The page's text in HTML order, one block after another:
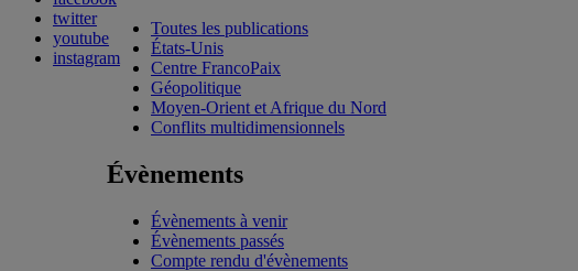
twitter
youtube
instagram
Toutes les publications
États-Unis
Centre FrancoPaix
Géopolitique
Moyen-Orient et Afrique du Nord
Conflits multidimensionnels
Évènements
Évènements à venir
Évènements passés
Compte rendu d'évènements